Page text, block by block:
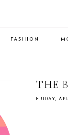
FASHION
THE
FRIDAY,